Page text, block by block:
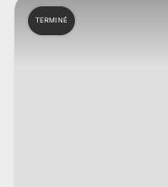
TERMINÉ